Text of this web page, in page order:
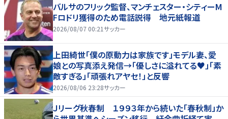
バルサのフリック監督、マンチェスター・シティーM
Fロドリ獲得のため電話説得 地元紙報道
2026/08/07 00:21サッカー
上田綺世「僕の原動力は家族です」モデル妻、愛
娘との写真添え発信→「優しさに溢れてる♥」「素
敵すぎる」「頑張れアヤセ！」と反響
2026/08/06 23:28サッカー
Ｊリーグ秋春制 １９９３年から続いた「春秋制」か